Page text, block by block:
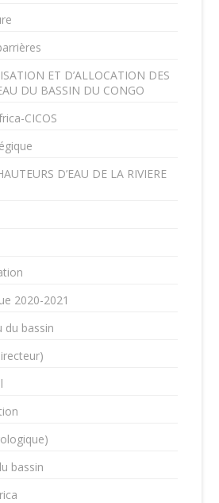
ET D’ALLOCATION DES
DU BASSIN DU CONGO
CICOS
D’EAU DE LA RIVIERE
2020-2021
du bassin
bassin